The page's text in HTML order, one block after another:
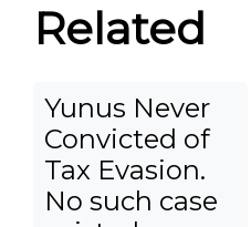
Related
Yunus Never
Convicted of
Tax Evasion.
No such case